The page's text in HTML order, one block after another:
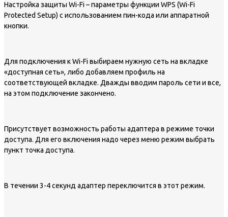
Настройка защиты Wi-Fi – параметры функции WPS (Wi-Fi
Protected Setup) с использованием пин-кода или аппаратной
кнопки.
Для подключения к Wi-Fi выбираем нужную сеть на вкладке
«доступная сеть», либо добавляем профиль на
соответствующей вкладке. Дважды вводим пароль сети и все,
на этом подключение закончено.
Присутствует возможность работы адаптера в режиме точки
доступа. Для его включения надо через меню режим выбрать
пункт точка доступа.
В течении 3-4 секунд адаптер переключится в этот режим.